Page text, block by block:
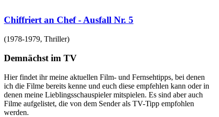
Chiffriert an Chef - Ausfall Nr. 5
(1978-1979, Thriller)
Demnächst im TV
Hier findet ihr meine aktuellen Film- und Fernsehtipps, bei denen
ich die Filme bereits kenne und euch diese empfehlen kann oder in
denen meine Lieblingsschauspieler mitspielen. Es sind aber auch
Filme aufgelistet, die von dem Sender als TV-Tipp empfohlen
werden.